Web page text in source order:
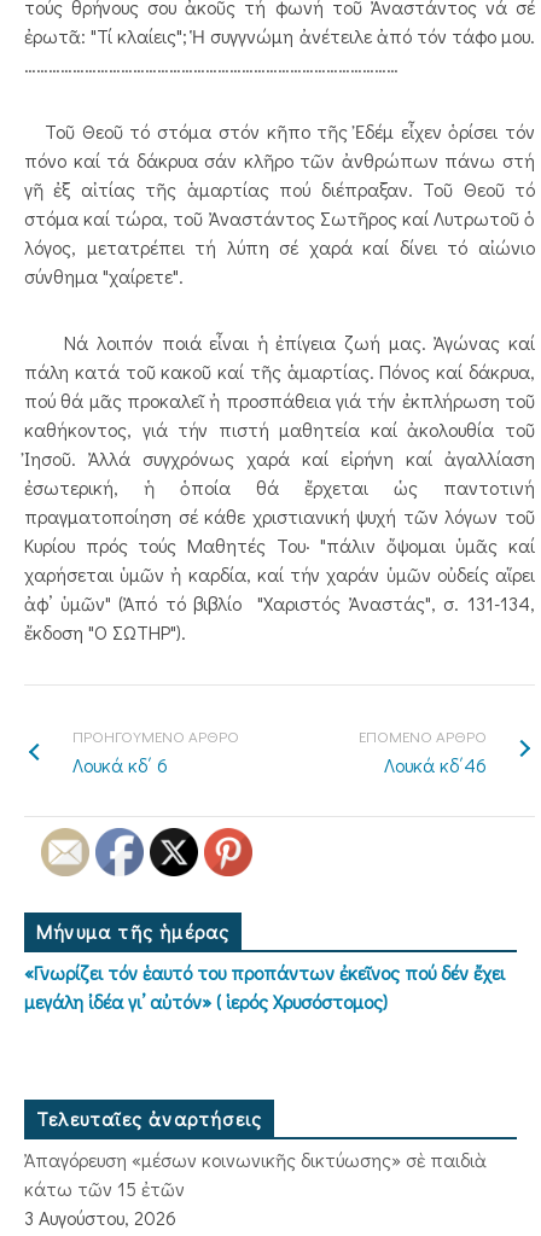
τούς θρήνους σου ἀκοῦς τή φωνή τοῦ Ἀναστάντος νά σέ
ἐρωτᾶ: "Τί κλαίεις"; Ἡ συγγνώμη ἀνέτειλε ἀπό τόν τάφο μου.
…………………………………………………………………………………
Τοῦ Θεοῦ τό στόμα στόν κῆπο τῆς Ἐδέμ εἶχεν ὁρίσει τόν
πόνο καί τά δάκρυα σάν κλῆρο τῶν ἀνθρώπων πάνω στή
γῆ ἐξ αἰτίας τῆς ἁμαρτίας πού διέπραξαν. Τοῦ Θεοῦ τό
στόμα καί τώρα, τοῦ Ἀναστάντος Σωτῆρος καί Λυτρωτοῦ ὁ
λόγος, μετατρέπει τή λύπη σέ χαρά καί δίνει τό αἰώνιο
σύνθημα "χαίρετε".
Νά λοιπόν ποιά εἶναι ἡ ἐπίγεια ζωή μας. Ἀγώνας καί
πάλη κατά τοῦ κακοῦ καί τῆς ἁμαρτίας. Πόνος καί δάκρυα,
πού θά μᾶς προκαλεῖ ἠ προσπάθεια γιά τήν ἐκπλήρωση τοῦ
καθήκοντος, γιά τήν πιστή μαθητεία καί ἀκολουθία τοῦ
Ἰησοῦ. Ἀλλά συγχρόνως χαρά καί εἰρήνη καί ἀγαλλίαση
ἐσωτερική, ἡ ὁποία θά ἔρχεται ὡς παντοτινή
πραγματοποίηση σέ κάθε χριστιανική ψυχή τῶν λόγων τοῦ
Κυρίου πρός τούς Μαθητές Του· "πάλιν ὄψομαι ὑμᾶς καί
χαρήσεται ὑμῶν ἠ καρδία, καί τήν χαράν ὑμῶν οὐδείς αἵρει
ἀφ’ ὑμῶν" (Ἀπό τό βιβλίο "Χαριστός Ἀναστάς", σ. 131-134,
ἔκδοση "Ο ΣΩΤΗΡ").
ΠΡΟΗΓΟΥΜΕΝΟ ΑΡΘΡΟ
Λουκά κδ΄ 6
ΕΠΟΜΕΝΟ ΑΡΘΡΟ
Λουκά κδ΄46
Μήνυμα τῆς ἡμέρας
«Γνωρίζει τόν ἑαυτό του προπάντων ἐκεῖνος πού δέν ἔχει
μεγάλη ἰδέα γι’ αὐτόν» ( ἱερός Χρυσόστομος)
Τελευταῖες ἀναρτήσεις
Ἀπαγόρευση «μέσων κοινωνικῆς δικτύωσης» σὲ παιδιὰ
κάτω τῶν 15 ἐτῶν
3 Αυγούστου, 2026